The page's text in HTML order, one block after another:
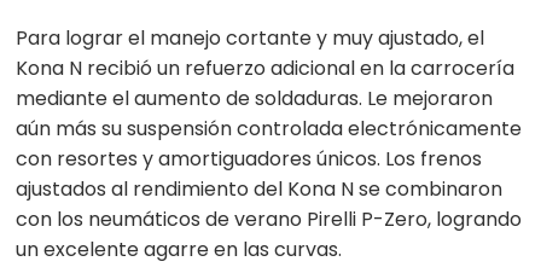
Para lograr el manejo cortante y muy ajustado, el
Kona N recibió un refuerzo adicional en la carrocería
mediante el aumento de soldaduras. Le mejoraron
aún más su suspensión controlada electrónicamente
con resortes y amortiguadores únicos. Los frenos
ajustados al rendimiento del Kona N se combinaron
con los neumáticos de verano Pirelli P-Zero, logrando
un excelente agarre en las curvas.